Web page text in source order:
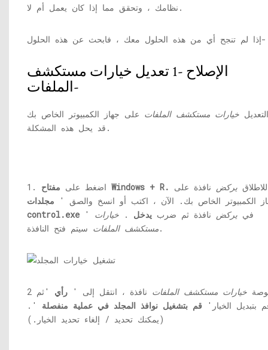
نظامك ، وتحقق مما إذا كان يعمل أم لا.
إذا لم تنجح أي من هذه الحلول معك ، فابحث عن هذه الحلول-
الإصلاح -1 تعديل خيارات مستكشف
الملفات-
التعديل خيارات مستكشف الملفات على جهاز الكمبيوتر الخاص بك
قد يحل هذه المشكلة.
1. اضغط على مفتاح Windows + R. للاطلاق يركض نافذة على
الكمبيوتر الخاص بك. الآن ، اكتب أو انسخ والصق ' مجلدات
control.exe
' في يركض نافذة ثم ضرب يدخل . خيارات
مستكشف الملفاتسيتم فتح النافذة.
بوصة خيارات مستكشف الملفات نافذة ، انتقل إلى ' رأي 'ثم
بتبديل الخيار' قم بتشغيل نوافذ المجلد في عملية منفصلة '.
(يمكنك تحديد / إلغاء تحديد الخيار.)